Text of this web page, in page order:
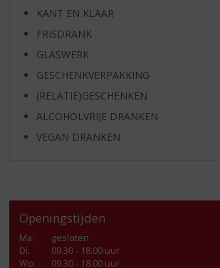
KANT EN KLAAR
FRISDRANK
GLASWERK
GESCHENKVERPAKKING
(RELATIE)GESCHENKEN
ALCOHOLVRIJE DRANKEN
VEGAN DRANKEN
Openingstijden
Ma:
gesloten
Di:
09.30 - 18.00 uur
Wo:
09.30 - 18.00 uur